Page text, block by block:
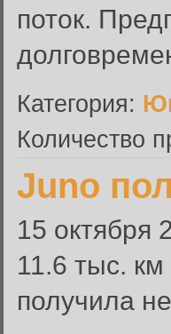
поток.
Категория:
Количество
Juno
15 октября
11.6 тыс.
получила